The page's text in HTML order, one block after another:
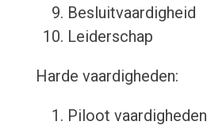
Besluitvaardigheid
Leiderschap
Harde vaardigheden:
Piloot vaardigheden